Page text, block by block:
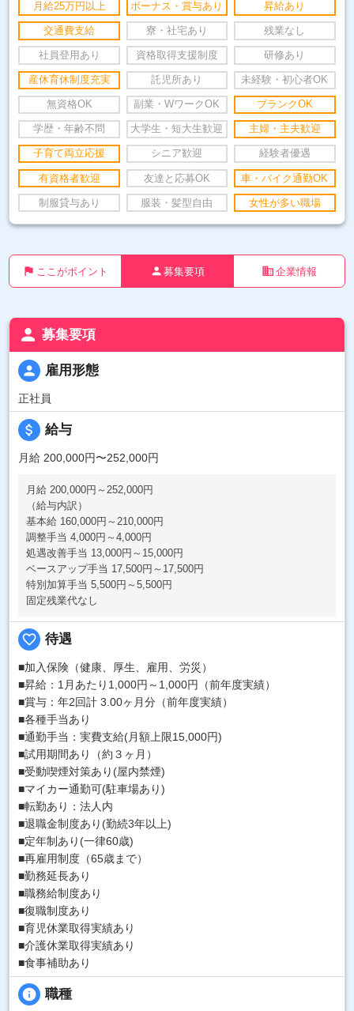
月給25万円以上 ボーナス・賞与あり 昇給あり
交通費支給 寮・社宅あり 残業なし
社員登用あり 資格取得支援制度 研修あり
産休育休制度充実 託児所あり 未経験・初心者OK
無資格OK 副業・WワークOK ブランクOK
学歴・年齢不問 大学生・短大生歓迎 主婦・主夫歓迎
子育て両立応援 シニア歓迎 経験者優遇
有資格者歓迎 友達と応募OK 車・バイク通勤OK
制服貸与あり 服装・髪型自由 女性が多い職場
flag ここがポイント person 募集要項 business 企業情報
person 募集要項
person 雇用形態
正社員
attach_money 給与
月給 200,000円〜252,000円
月給 200,000円～252,000円
（給与内訳）
基本給 160,000円～210,000円
調整手当 4,000円～4,000円
処遇改善手当 13,000円～15,000円
ベースアップ手当 17,500円～17,500円
特別加算手当 5,500円～5,500円
固定残業代なし
favorite_border 待遇
■加入保険（健康、厚生、雇用、労災）
■昇給：1月あたり1,000円～1,000円（前年度実績）
■賞与：年2回計 3.00ヶ月分（前年度実績）
■各種手当あり
■通勤手当：実費支給(月額上限15,000円)
■試用期間あり（約３ヶ月）
■受動喫煙対策あり(屋内禁煙)
■マイカー通勤可(駐車場あり)
■転勤あり：法人内
■退職金制度あり(勤続3年以上)
■定年制あり(一律60歳)
■再雇用制度（65歳まで）
■勤務延長あり
■職務給制度あり
■復職制度あり
■育児休業取得実績あり
■介護休業取得実績あり
■食事補助あり
info 職種